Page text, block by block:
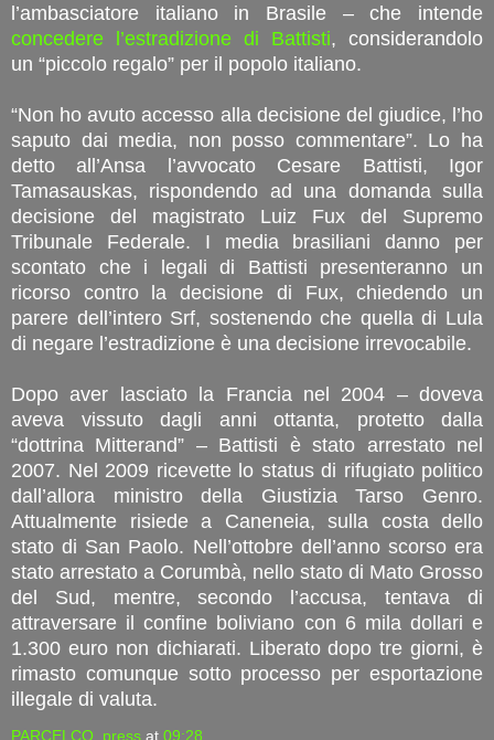
l’ambasciatore italiano in Brasile – che intende
concedere l’estradizione di Battisti, considerandolo
un “piccolo regalo” per il popolo italiano.
“Non ho avuto accesso alla decisione del giudice, l’ho
saputo dai media, non posso commentare”. Lo ha
detto all’Ansa l’avvocato Cesare Battisti, Igor
Tamasauskas, rispondendo ad una domanda sulla
decisione del magistrato Luiz Fux del Supremo
Tribunale Federale. I media brasiliani danno per
scontato che i legali di Battisti presenteranno un
ricorso contro la decisione di Fux, chiedendo un
parere dell’intero Srf, sostenendo che quella di Lula
di negare l’estradizione è una decisione irrevocabile.
Dopo aver lasciato la Francia nel 2004 – doveva
aveva vissuto dagli anni ottanta, protetto dalla
“dottrina Mitterand” – Battisti è stato arrestato nel
2007. Nel 2009 ricevette lo status di rifugiato politico
dall’allora ministro della Giustizia Tarso Genro.
Attualmente risiede a Caneneia, sulla costa dello
stato di San Paolo. Nell’ottobre dell’anno scorso era
stato arrestato a Corumbà, nello stato di Mato Grosso
del Sud, mentre, secondo l’accusa, tentava di
attraversare il confine boliviano con 6 mila dollari e
1.300 euro non dichiarati. Liberato dopo tre giorni, è
rimasto comunque sotto processo per esportazione
illegale di valuta.
PARCELCO_press at 09:28